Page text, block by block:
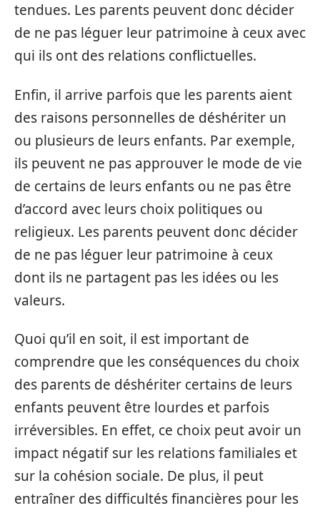
tendues. Les parents peuvent donc décider
de ne pas léguer leur patrimoine à ceux avec
qui ils ont des relations conflictuelles.
Enfin, il arrive parfois que les parents aient
des raisons personnelles de déshériter un
ou plusieurs de leurs enfants. Par exemple,
ils peuvent ne pas approuver le mode de vie
de certains de leurs enfants ou ne pas être
d’accord avec leurs choix politiques ou
religieux. Les parents peuvent donc décider
de ne pas léguer leur patrimoine à ceux
dont ils ne partagent pas les idées ou les
valeurs.
Quoi qu’il en soit, il est important de
comprendre que les conséquences du choix
des parents de déshériter certains de leurs
enfants peuvent être lourdes et parfois
irréversibles. En effet, ce choix peut avoir un
impact négatif sur les relations familiales et
sur la cohésion sociale. De plus, il peut
entraîner des difficultés financières pour les